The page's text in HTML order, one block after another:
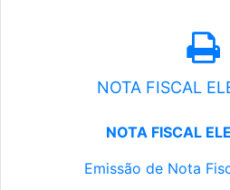
NOTA FISCAL
NOTA FISCAL
Emissão de Nota